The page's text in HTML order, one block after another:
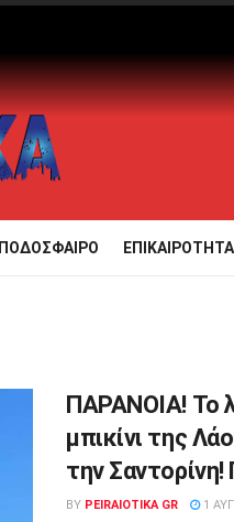
ΠΟΔΟΣΦΑΙΡΟ ΕΠΙΚΑΙΡΟΤΗΤΑ
ΠΑΡΑΝΟΙΑ! Το
μπικίνι της
την
BY PEIRAIOTIKA GR 1